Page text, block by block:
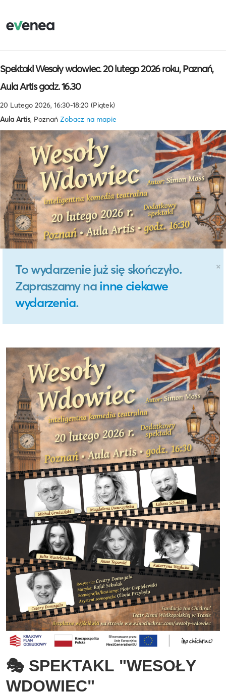
Spektakl Wesoły wdowiec. 20 lutego 2026 roku, Poznań,
Aula Artis godz. 16.30
20 Lutego 2026, 16:30-18:20 (Piątek)
Aula Artis, Poznań Zobacz na mapie
×
To wydarzenie już się skończyło.
Zapraszamy na inne ciekawe
wydarzenia.
🎭 SPEKTAKL "WESOŁY
WDOWIEC"